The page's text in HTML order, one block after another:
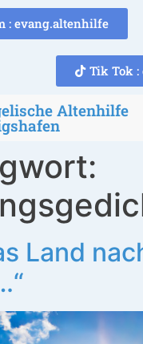
: evang.altenhilfe
Tik Tok
Altenhilfe
Land